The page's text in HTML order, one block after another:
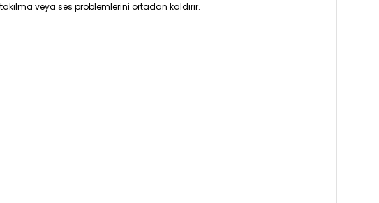
veya ses problemlerini ortadan kaldırır.